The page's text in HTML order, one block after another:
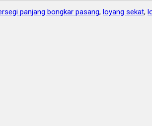
panjang bongkar pasang, loyang sekat,